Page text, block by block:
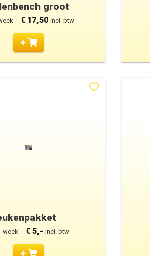
groot
| € 17,50 incl. btw
week | € 5,- incl. btw